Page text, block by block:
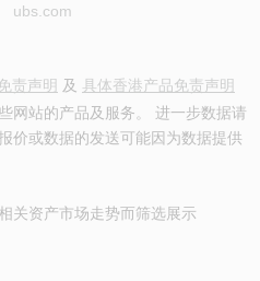
ubs.com
责声明 及 具体香港产品免责声明
网站的产品及服务。 进一步数据请
价或数据的发送可能因为数据提供
关资产市场走势而筛选展示